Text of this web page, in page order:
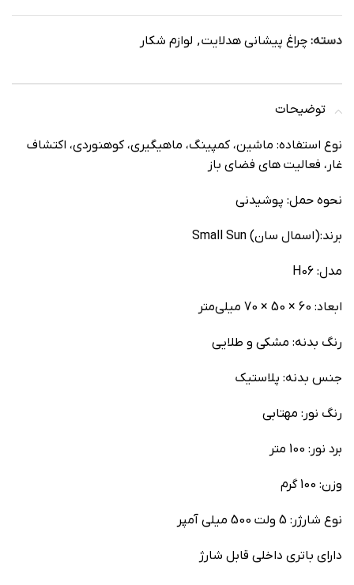
دسته: چراغ پیشانی هدلایت, لوازم شکار
توضیحات
نوع استفاده: ماشین، کمپینگ، ماهیگیری، کوهنوردی، اکتشاف
غار، فعالیت های فضای باز
نحوه حمل: پوشیدنی
برند:(اسمال سان) Small Sun
مدل: H06
ابعاد: 60 × 50 × 70 میلی‌متر
رنگ بدنه: مشکی و طلایی
جنس بدنه: پلاستیک
رنگ نور: مهتابی
برد نور: 100 متر
وزن: 100 گرم
نوع شارژر: 5 ولت 500 میلی آمپر
دارای باتری داخلی قابل شارژ